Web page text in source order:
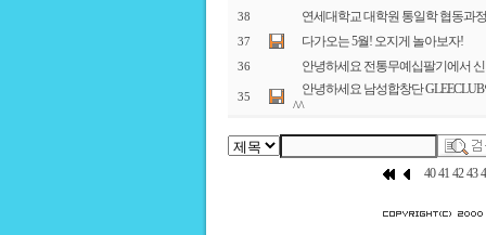
38 연세대학교 대학원 통일학 협동과
37 다가오는 5월! 오지게 놀아보자!
36 안녕하세요 전통무예십팔기에서
35
안녕하세요 남성합창단
^^
40 41 42 43